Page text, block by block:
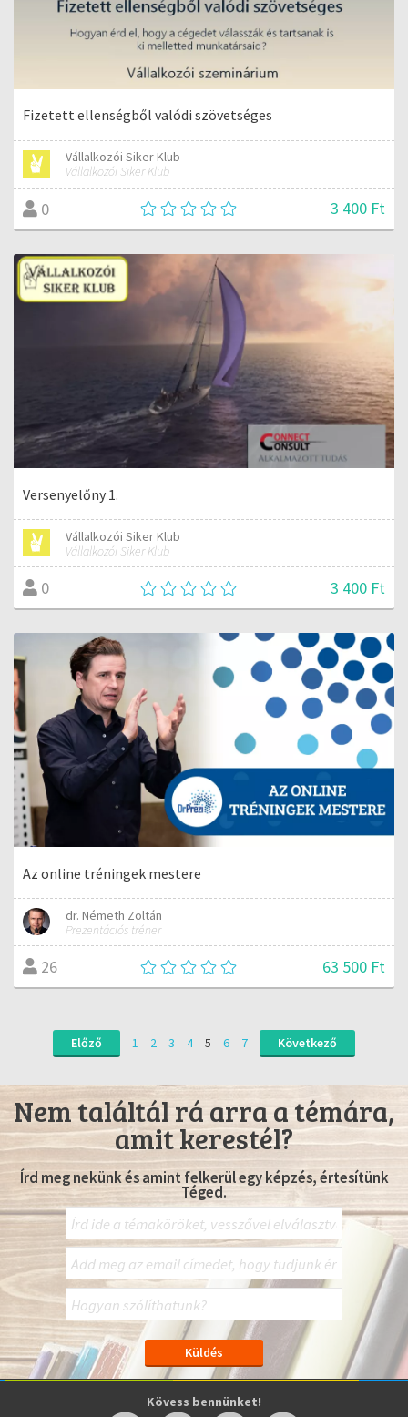
Fizetett ellenségből valódi szövetséges
Vállalkozói Siker Klub
Vállalkozói Siker Klub
0 3 400 Ft
Versenyelőny 1.
Vállalkozói Siker Klub
Vállalkozói Siker Klub
0 3 400 Ft
Az online tréningek mestere
dr. Németh Zoltán
Prezentációs tréner
26 63 500 Ft
Előző 1 2 3 4 5 6 7 Következő
Nem találtál rá arra a témára,
amit kerestél?
Írd meg nekünk és amint felkerül egy képzés, értesítünk
Téged.
Kövess bennünket!